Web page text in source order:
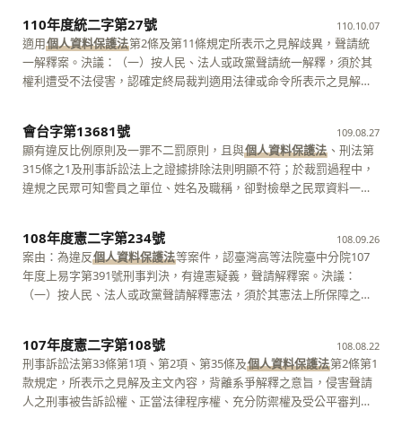
法規範憲法審查，核與前述憲法訴訟法第59條第1項規定要件有所未
合，且無從補正。 (三)關於主張系爭規定一、系爭第二審判決及系爭
第一審判決違憲部分： 核此部分聲請意旨，聲請人無非泛言系爭規定
一漏未規範法官及檢察官而違憲，暨以主觀意見就系爭第二審判決及
系爭第二審判決及系爭第一審判決因而違憲，亦難認就系爭第二審判
決及系爭第一審判決據為裁判基礎之法律之解釋、適用，有何誤認或
忽略相關基本權利重要意義與關聯性，或違反通常情況下所理解之憲
法價值等牴觸憲法之情形，已予以具體敘明，核均屬未表明聲請裁判
理。 憲法法庭第三審查庭 審判長 大法官 楊惠欽 大法官大法官
陳忠五 尤伯祥
本權利所必要。爰依上開規定，以一致決裁定不受理。 憲法法庭第四
審查庭 審判長 大法官 吳陳鐶 大法官大法官 黃昭元 呂太郎
相關法律中，均欠缺明確規定，於此範圍內，不符憲法第23條法律保
留原則之要求，違反憲法第22條保障人民資訊隱私權之意旨。相關機
關應自本判決宣示之日起3年內，修正全民健康保險法或其他相關法
律，或制定專法明定之。 四、衛生福利部中央健康保險署就個人健康
圍內，違反憲法第22條保障人民資訊隱私權之意旨。相關機關應自本
判決宣示之日起3年內制定或修正相關法律，明定請求停止及例外不許
停止之主體、事由、程序、效果等事項。逾期未制定或修正相關法律
者，當事人得請求停止上開目的外利用。 五、其餘聲請部分，不受
背景事實【2】 我國自中華民國84年起實施全民健康保險制度，全體
國民合於法定加保要件者，均一律參加全民健康保險。全民健康保險
對象接受特約醫事服務機構之醫療照護服務，並由醫事服務機構依全
民健康保險法（下稱健保法）第80條規定，向保險人即衛生福利部中
署為辦理全民健康保險業務（下稱健保業務），多年來已蒐集累積數
量與種類均極其可觀之全民健康保險資料（下稱健保資料），其中包
含個人健康保險資料（下稱個人健保資料）。【3】 健保署所蒐集之
健保資料內容包括：健保醫療服務申報類總表、明細、醫令檔案；健
大法官第607次、第948次會議決議可資參照。 （二）本件聲請人因聲
請提起非常上訴申請閱覽卷宗事件，提起行政訴訟，經臺北高等行政
法院以105年度訴字第1031號裁定駁回，聲請人不服，乃提起抗告，
經最高行政法院以107年度裁字第337號裁定廢棄前裁定，發回更為審
閱，駁回聲請人拷貝光碟之請求，聲請人對敗訴部分，復行上訴，經
最高行政法院以109年度判字第418號判決（下稱確定終局判決），駁
回上訴而確定。聲請人認確定終局判決所適用之刑事訴訟法第33條第1
項（下稱系爭規定一）、檢察機關律師閱卷要點第2點但書（下稱系爭
款（下併稱系爭規定五）、個人資料保護法
第1條及第2條第1款（下
併稱系爭規定六）等規定，有牴觸憲法之疑義，聲請解釋，並認司法
院釋字第737號、第762號解釋（下併稱系爭解釋），有補充解釋之必
要。 （三）聲請意旨略謂：確定終局判決所適用之系爭規定一限制辯
有重大違憲之瑕疵，系爭規定二欠缺法律授權之依據，且無明確性，
違反法律保留原則，系爭三、四、五、六等規定限制、禁止辯護人之
閱卷權，使非常上訴制度成為近乎失效之非常救濟制度，違反憲法第7
條平等權、第16條訴訟權、正當法律程序原則與比例原則等語。
燉 黃虹霞 吳陳鐶 蔡明誠 林俊益 許志雄 張瓊文 黃瑞明
詹森林 黃昭元 謝銘洋 呂太郎 楊惠欽 蔡宗珍
110年度統二字第27號 110.10.07
適用個人資料保護法第2條及第11條規定所表示之見解歧異，聲請統
一解釋案。決議：（一）按人民、法人或政黨聲請統一解釋，須於其
權利遭受不法侵害，認確定終局裁判適用法律或命令所表示之見解，
條第1項第2款定有明文。 （二）本件聲請人因請求損害賠償事件，認
臺灣臺中地方法院臺中簡易庭110年度中國小字第2號小額民事判決與
臺灣臺中地方法院110年度國小上字第1號民事判決，適用個人資料保
護法第2條及第11條規定所表示之見解歧異，聲請統一解釋。查聲請
上開臺灣臺中地方法院民事判決以上訴無理由駁回，是本件應以上開
臺灣臺中地方法院民事判決為確定終局判決，合先敘明。 （三）聲請
意旨略謂：個人資料保護法第11條規定就國營企業係公務機關或非公
務機關，以及聲請人考上公務人員之個資是否屬同法第2條之個人資
院）之確定終局裁判，就適用同一法律或命令所表示之見解有所歧
異。是本件聲請，核與大審法第7條第1項第2款不合，依同條第3項規
定，應不受理。 大法官會議主席 大法官 許宗力 大法官 蔡烱燉
黃虹霞 吳陳鐶 蔡明誠 林俊益 許志雄 張瓊文 黃瑞明 詹森
會台字第13681號 109.08.27
顯有違反比例原則及一罪不二罰原則，且與個人資料保護法 、刑法第
315條之1及刑事訴訟法上之證據排除法則明顯不符；於裁罰過程中，
違規之民眾可知警員之單位、姓名及職稱，卻對檢舉之民眾資料一無
法之處。是本件聲請，核與大審法第5條第1項第2款規定不合，依同條
第3項規定，應不受理。 大法官會議主席 大法官 許宗力 大法官
蔡烱燉 黃虹霞 吳陳鐶 蔡明誠 林俊益 許志雄 張瓊文 黃瑞
明 詹森林 黃昭元 謝銘洋 呂太郎 楊惠欽 蔡宗珍
108年度憲二字第234號 108.09.26
案由：為違反個人資料保護法等案件，認臺灣高等法院臺中分院107
年度上易字第391號刑事判決，有違憲疑義，聲請解釋案。決議：
（一）按人民、法人或政黨聲請解釋憲法，須於其憲法上所保障之權
官審理案件法（下稱大審法）第5條第1項第2款定有明文。 （二）本
件聲請人因違反個人資料保護法 等案件，認臺灣高等法院臺中分院
107年度上易字第391號刑事判決（下稱確定終局判決），有違憲疑
義，聲請解釋。聲請意旨略謂：法院對於犯罪事實之認定，未盡查明
107年度憲二字第108號 108.08.22
刑事訴訟法第33條第1項、第2項、第35條及個人資料保護法第2條第1
款規定，所表示之見解及主文內容，背離系爭解釋之意旨，侵害聲請
人之刑事被告訴訟權、正當法律程序權、充分防禦權及受公平審判等